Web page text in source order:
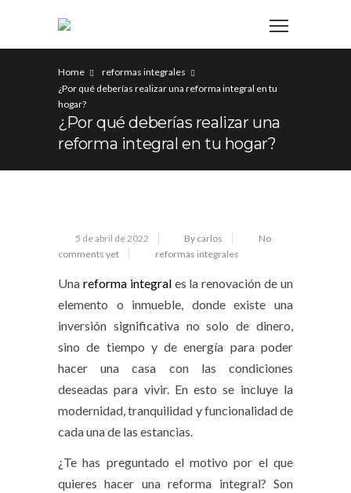
Home
reformas integrales
¿Por qué deberías realizar una reforma integral en tu
hogar?
¿Por qué deberías realizar una
reforma integral en tu hogar?
5 de abril de 2022 By carlos
No
comments yet
reformas integrales
Una reforma integrales la renovación de un
elemento o inmueble, donde existe una
inversión significativa no solo de dinero,
sino de tiempo y de energía para poder
hacer una casa con las condiciones
deseadas para vivir. En esto se incluye la
modernidad, tranquilidad y funcionalidad de
cada una de las estancias.
¿Te has preguntado el motivo por el que
quieres hacer unareforma integral? Son